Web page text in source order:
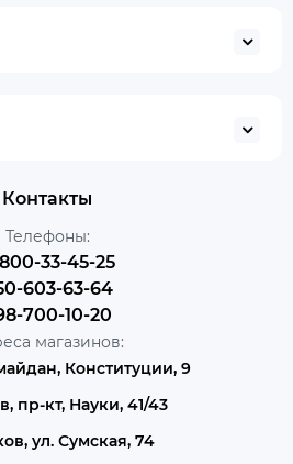
Контакты
Телефоны:
33-45-25
603-63-64
700-10-20
магазинов:
Конституции, 9
пр-кт, Науки, 41/43
ул. Сумская, 74